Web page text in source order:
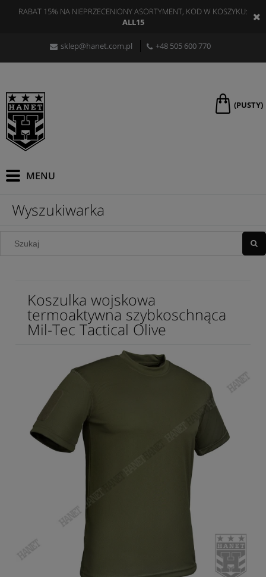
RABAT 15% NA NIEPRZECENIONY ASORTYMENT, KOD W KOSZYKU:
ALL15
sklep@hanet.com.pl +48 505 600 770
(PUSTY)
Wyszukiwarka
Koszulka wojskowa
termoaktywna szybkoschnąca
Mil-Tec Tactical Olive